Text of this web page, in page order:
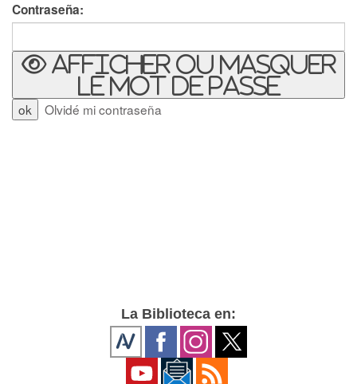
Contraseña:
Afficher ou masquer
le mot de passe
Olvidé mi contraseña
La Biblioteca en: